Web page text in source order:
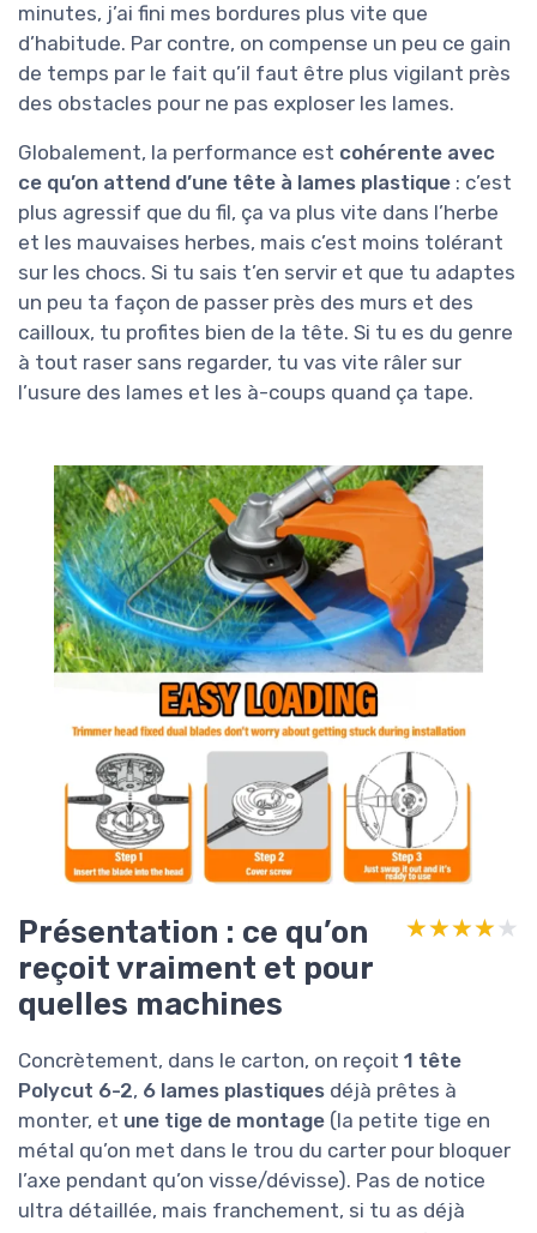
minutes, j’ai fini mes bordures plus vite que
d’habitude. Par contre, on compense un peu ce gain
de temps par le fait qu’il faut être plus vigilant près
des obstacles pour ne pas exploser les lames.
Globalement, la performance est cohérente avec
ce qu’on attend d’une tête à lames plastique : c’est
plus agressif que du fil, ça va plus vite dans l’herbe
et les mauvaises herbes, mais c’est moins tolérant
sur les chocs. Si tu sais t’en servir et que tu adaptes
un peu ta façon de passer près des murs et des
cailloux, tu profites bien de la tête. Si tu es du genre
à tout raser sans regarder, tu vas vite râler sur
l’usure des lames et les à-coups quand ça tape.
Présentation : ce qu’on
reçoit vraiment et pour
quelles machines
★★★★★
★★★★★
Concrètement, dans le carton, on reçoit 1 tête
Polycut 6-2, 6 lames plastiques déjà prêtes à
monter, et une tige de montage (la petite tige en
métal qu’on met dans le trou du carter pour bloquer
l’axe pendant qu’on visse/dévisse). Pas de notice
ultra détaillée, mais franchement, si tu as déjà